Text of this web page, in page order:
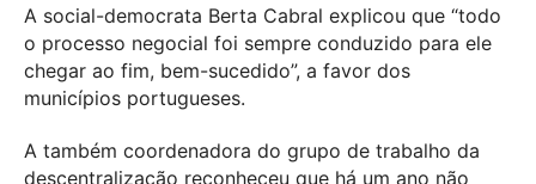
A social-democrata Berta Cabral explicou que “todo
o processo negocial foi sempre conduzido para ele
chegar ao fim, bem-sucedido”, a favor dos
municípios portugueses.
A também coordenadora do grupo de trabalho da
descentralização reconheceu que há um ano não